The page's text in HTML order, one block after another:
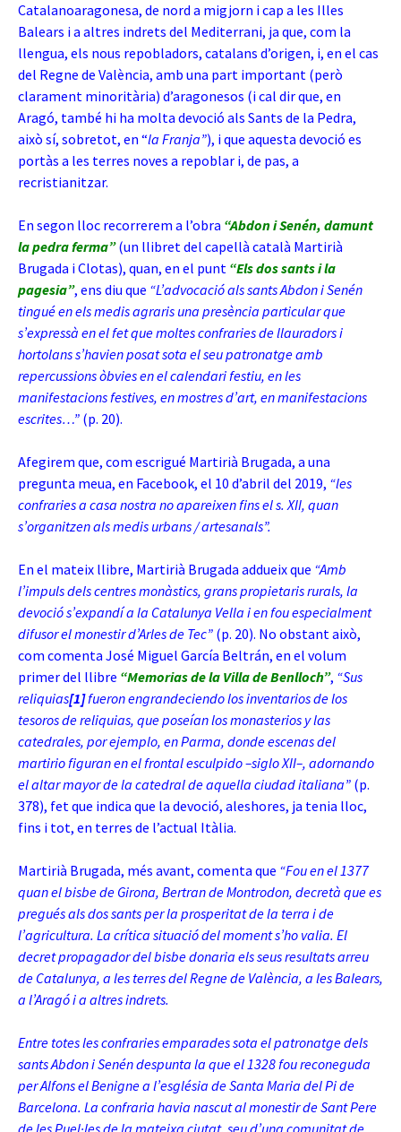
Catalanoaragonesa, de nord a migjorn i cap a les Illes
Balears i a altres indrets del Mediterrani, ja que, com la
llengua, els nous repobladors, catalans d’origen, i, en el cas
del Regne de València, amb una part important (però
clarament minoritària) d’aragonesos (i cal dir que, en
Aragó, també hi ha molta devoció als Sants de la Pedra,
això sí, sobretot, en “la Franja”), i que aquesta devoció es
portàs a les terres noves a repoblar i, de pas, a
recristianitzar.
En segon lloc recorrerem a l’obra “Abdon i Senén, damunt
la pedra ferma” (un llibret del capellà català Martirià
Brugada i Clotas), quan, en el punt “Els dos sants i la
pagesia”, ens diu que “L’advocació als sants Abdon i Senén
tingué en els medis agraris una presència particular que
s’expressà en el fet que moltes confraries de llauradors i
hortolans s’havien posat sota el seu patronatge amb
repercussions òbvies en el calendari festiu, en les
manifestacions festives, en mostres d’art, en manifestacions
escrites…” (p. 20).
Afegirem que, com escrigué Martirià Brugada, a una
pregunta meua, en Facebook, el 10 d’abril del 2019, “les
confraries a casa nostra no apareixen fins el s. XII, quan
s’organitzen als medis urbans / artesanals”.
En el mateix llibre, Martirià Brugada addueix que “Amb
l’impuls dels centres monàstics, grans propietaris rurals, la
devoció s’expandí a la Catalunya Vella i en fou especialment
difusor el monestir d’Arles de Tec” (p. 20). No obstant això,
com comenta José Miguel García Beltrán, en el volum
primer del llibre “Memorias de la Villa de Benlloch”, “Sus
reliquias[1]fueron engrandeciendo los inventarios de los
tesoros de reliquias, que poseían los monasterios y las
catedrales, por ejemplo, en Parma, donde escenas del
martirio figuran en el frontal esculpido –siglo XII–, adornando
el altar mayor de la catedral de aquella ciudad italiana” (p.
378), fet que indica que la devoció, aleshores, ja tenia lloc,
fins i tot, en terres de l’actual Itàlia.
Martirià Brugada, més avant, comenta que “Fou en el 1377
quan el bisbe de Girona, Bertran de Montrodon, decretà que es
pregués als dos sants per la prosperitat de la terra i de
l’agricultura. La crítica situació del moment s’ho valia. El
decret propagador del bisbe donaria els seus resultats arreu
de Catalunya, a les terres del Regne de València, a les Balears,
a l’Aragó i a altres indrets.
Entre totes les confraries emparades sota el patronatge dels
sants Abdon i Senén despunta la que el 1328 fou reconeguda
per Alfons el Benigne a l’església de Santa Maria del Pi de
Barcelona. La confraria havia nascut al monestir de Sant Pere
de les Puel·les de la mateixa ciutat, seu d’una comunitat de